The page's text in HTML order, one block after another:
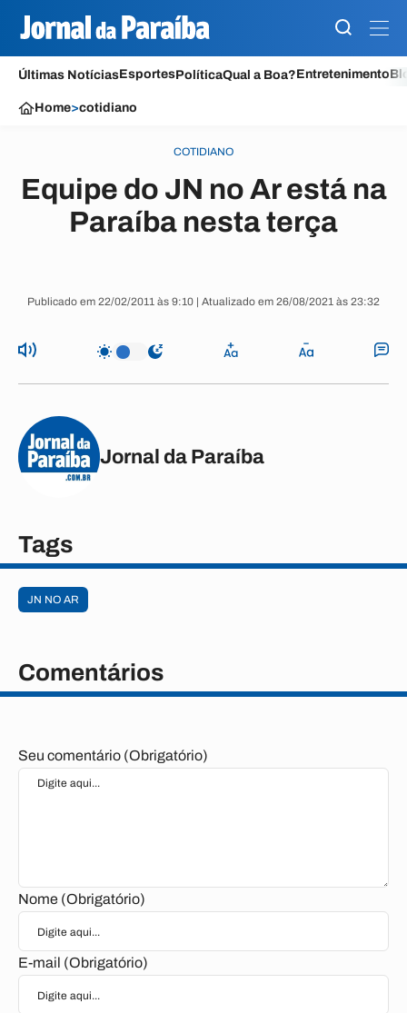
Últimas NotíciasEsportesPolíticaQual a Boa?Entretenimento
Home>cotidiano
COTIDIANO
Equipe do JN no Ar está na
Paraíba nesta terça
Publicado em 22/02/2011 às 9:10 | Atualizado em 26/08/2021 às 23:32
Jornal da Paraíba
Tags
JN NO AR
Comentários
Seu comentário (Obrigatório)
Nome (Obrigatório)
E-mail (Obrigatório)